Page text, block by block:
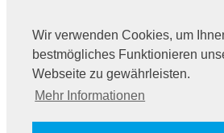
Wir verwenden Cookies, um
bestmögliches Funktionieren
Webseite zu gewährleisten.
Mehr Informationen
Dein #3PhasenProgramm |
Fitness Blog Ratgeber
Abnehmen ohne zu hungern
Kontakt
Datenschutz